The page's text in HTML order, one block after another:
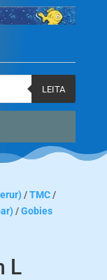
LEITA
/TMC/
/Gobies
L